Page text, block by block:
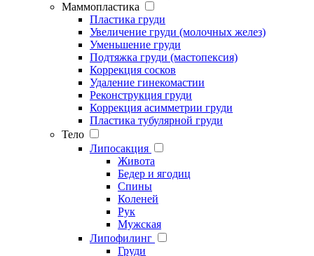
Маммопластика
Пластика груди
Увеличение груди (молочных желез)
Уменьшение груди
Подтяжка груди (мастопексия)
Коррекция сосков
Удаление гинекомастии
Реконструкция груди
Коррекция асимметрии груди
Пластика тубулярной груди
Тело
Липосакция
Живота
Бедер и ягодиц
Спины
Коленей
Рук
Мужская
Липофилинг
Груди